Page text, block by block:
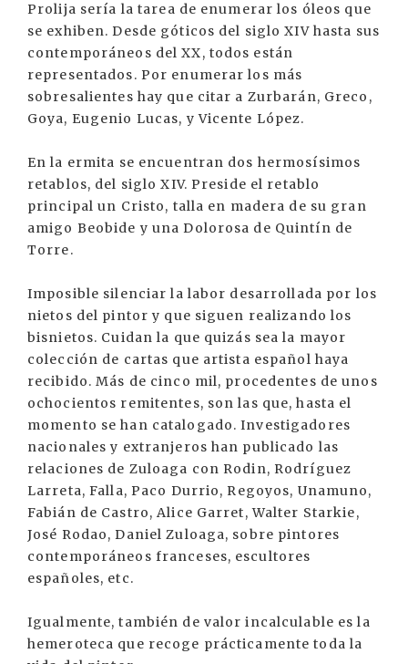
Prolija sería la tarea de enumerar los óleos que
se exhiben. Desde góticos del siglo XIV hasta sus
contemporáneos del XX, todos están
representados. Por enumerar los más
sobresalientes hay que citar a Zurbarán, Greco,
Goya, Eugenio Lucas, y Vicente López.
En la ermita se encuentran dos hermosísimos
retablos, del siglo XIV. Preside el retablo
principal un Cristo, talla en madera de su gran
amigo Beobide y una Dolorosa de Quintín de
Torre.
Imposible silenciar la labor desarrollada por los
nietos del pintor y que siguen realizando los
bisnietos. Cuidan la que quizás sea la mayor
colección de cartas que artista español haya
recibido. Más de cinco mil, procedentes de unos
ochocientos remitentes, son las que, hasta el
momento se han catalogado. Investigadores
nacionales y extranjeros han publicado las
relaciones de Zuloaga con Rodin, Rodríguez
Larreta, Falla, Paco Durrio, Regoyos, Unamuno,
Fabián de Castro, Alice Garret, Walter Starkie,
José Rodao, Daniel Zuloaga, sobre pintores
contemporáneos franceses, escultores
españoles, etc.
Igualmente, también de valor incalculable es la
hemeroteca que recoge prácticamente toda la